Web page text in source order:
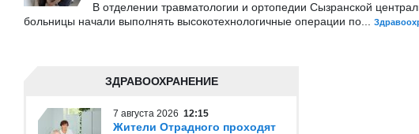
В отделении травматологии и ортопедии Сызранской
больницы начали выполнять высокотехнологичные операции по...
ЗДРАВООХРАНЕНИЕ
7 августа 2026 12:15
Жители Отрадного проходят